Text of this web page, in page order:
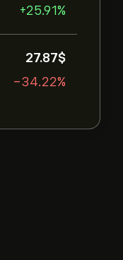
+25.91%
27.87‎$‎
-34.22%